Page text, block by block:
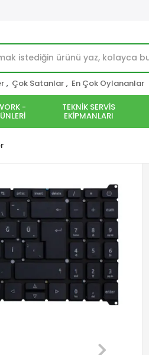
, Çok Satanlar , En Çok Oylananlar
- TEKNİK SERVİS
EKİPMANLARI